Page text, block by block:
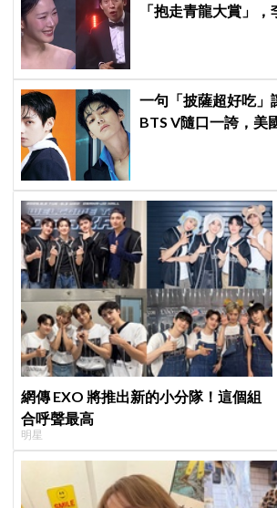
「抱走青龍大賞」
一句「披薩超好吃」
BTS V隨口一誇，美
網傳 EXO 將推出新的小分隊！這個組
合呼聲最高
明星